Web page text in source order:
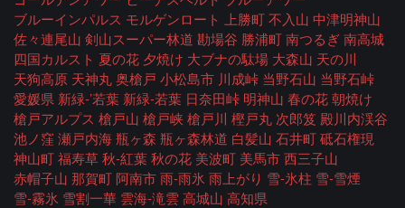
ブルーインパルス モルゲンロート 上勝町 不入山 中津明神山
佐々連尾山 剣山スーパー林道 勘場谷 勝浦町 南つるぎ 南高城
四国カルスト 夏の花 夕焼け 大ブナの駄場 大森山 天の川
天狗高原 天神丸 奥槍戸 小松島市 川成峠 当野石山 当野石峠
愛媛県 新緑-’若葉 新緑-若葉 日奈田峠 明神山 春の花 朝焼け
槍戸アルプス 槍戸山 槍戸峡 槍戸川 樫戸丸 次郎笈 殿川内渓谷
池ノ窪 瀬戸内海 瓶ヶ森 瓶ヶ森林道 白髪山 石井町 砥石権現
神山町 福寿草 秋-紅葉 秋の花 美波町 美馬市 西三子山
赤帽子山 那賀町 阿南市 雨-雨氷 雨上がり 雪-氷柱 雪-雪煙
雪-霧氷 雪割一華 雲海-滝雲 高城山 高知県